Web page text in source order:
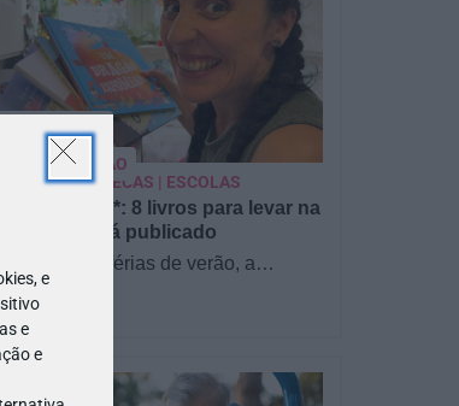
e
e
e
visualização*: 8 livros para levar na
de férias - já publicado
celebrar as férias de verão, a
& Ouriços fez uma parceria com
Vieira, da livraria…
PARA BEBÉS
VISUALIZAÇÃO
E BIBLIOTECAS | ESCOLAS